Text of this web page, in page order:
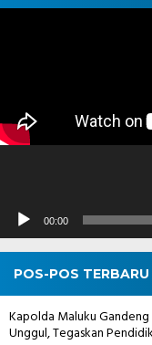
Pemutar
00:00
POS-POS TERBARU
Kapolda Maluku
Unggul, Tegaskan